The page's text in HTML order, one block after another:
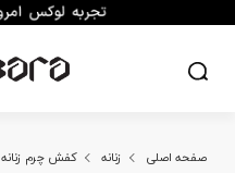
صفحه اصلی زنانه کفش چرم زنانه